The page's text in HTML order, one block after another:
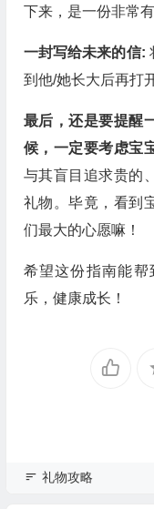
下来，是一份非常
一封写给未来的信:
到他/她长大后再打
最后，还是要提醒
候，一定要考虑宝
与其盲目追求贵的
礼物。毕竟，看到
们最大的心愿嘛！
希望这份指南能
乐，健康成长！
礼物攻略